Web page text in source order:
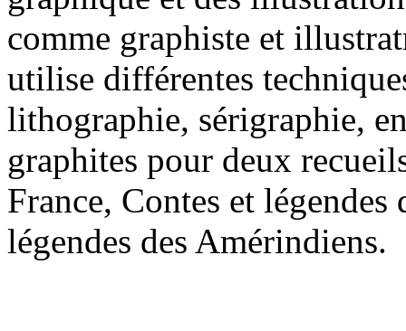
comme graphiste et
utilise différentes
lithographie, sérigraphie,
graphites pour deux
France, Contes et légendes
légendes des Amérindiens.